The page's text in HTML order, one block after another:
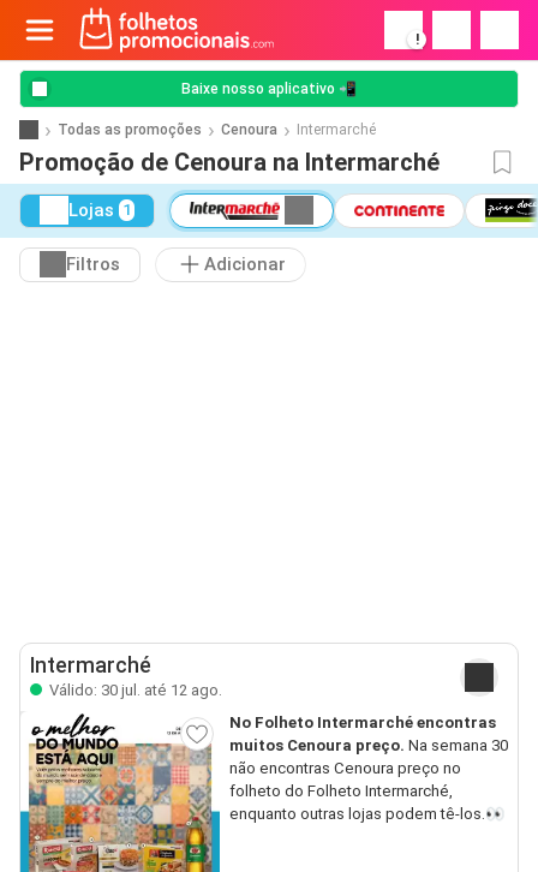
!
Baixe nosso aplicativo 📲
Todas as promoções Cenoura Intermarché
Promoção de Cenoura na Intermarché
Lojas 1
Filtros Adicionar
Intermarché
Válido: 30 jul. até 12 ago.
No Folheto Intermarché encontras
muitos Cenoura preço. Na semana 30
não encontras Cenoura preço no
folheto do Folheto Intermarché,
enquanto outras lojas podem tê-los.👀